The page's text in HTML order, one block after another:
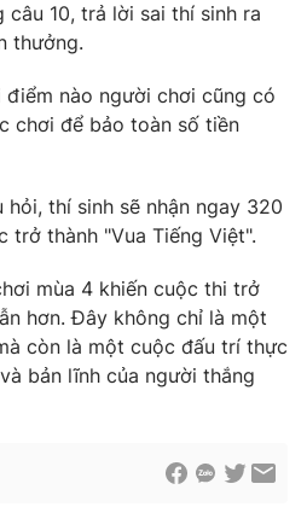
10, trả lời sai thí sinh ra
thưởng.
nào người chơi cũng có
chơi để bảo toàn số tiền
thí sinh sẽ nhận ngay 320
trở thành "Vua Tiếng Việt".
mùa 4 khiến cuộc thi trở
hơn. Đây không chỉ là một
còn là một cuộc đấu trí thực
bản lĩnh của người thắng